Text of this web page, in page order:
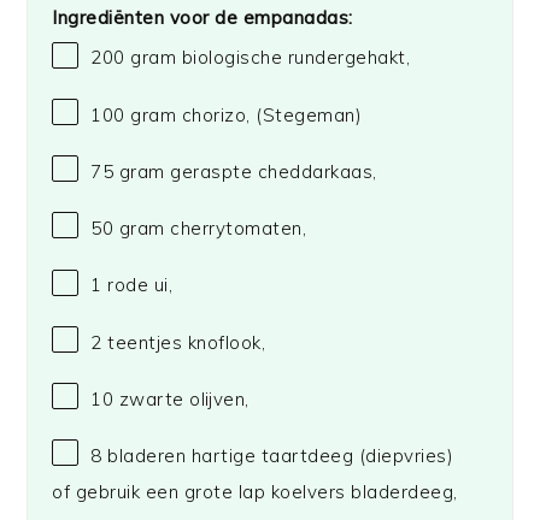
Ingrediënten voor de empanadas:
200 gram biologische rundergehakt,
100 gram chorizo, (Stegeman)
75 gram geraspte cheddarkaas,
50 gram cherrytomaten,
1 rode ui,
2 teentjes knoflook,
10 zwarte olijven,
8 bladeren hartige taartdeeg (diepvries)
of gebruik een grote lap koelvers bladerdeeg,